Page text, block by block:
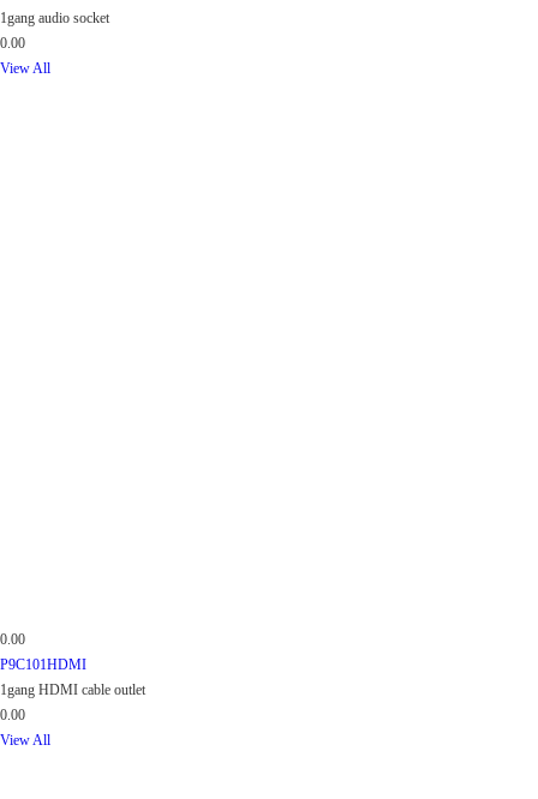
1gang audio socket
0.00
View All
0.00
P9C101HDMI
1gang HDMI cable outlet
0.00
View All